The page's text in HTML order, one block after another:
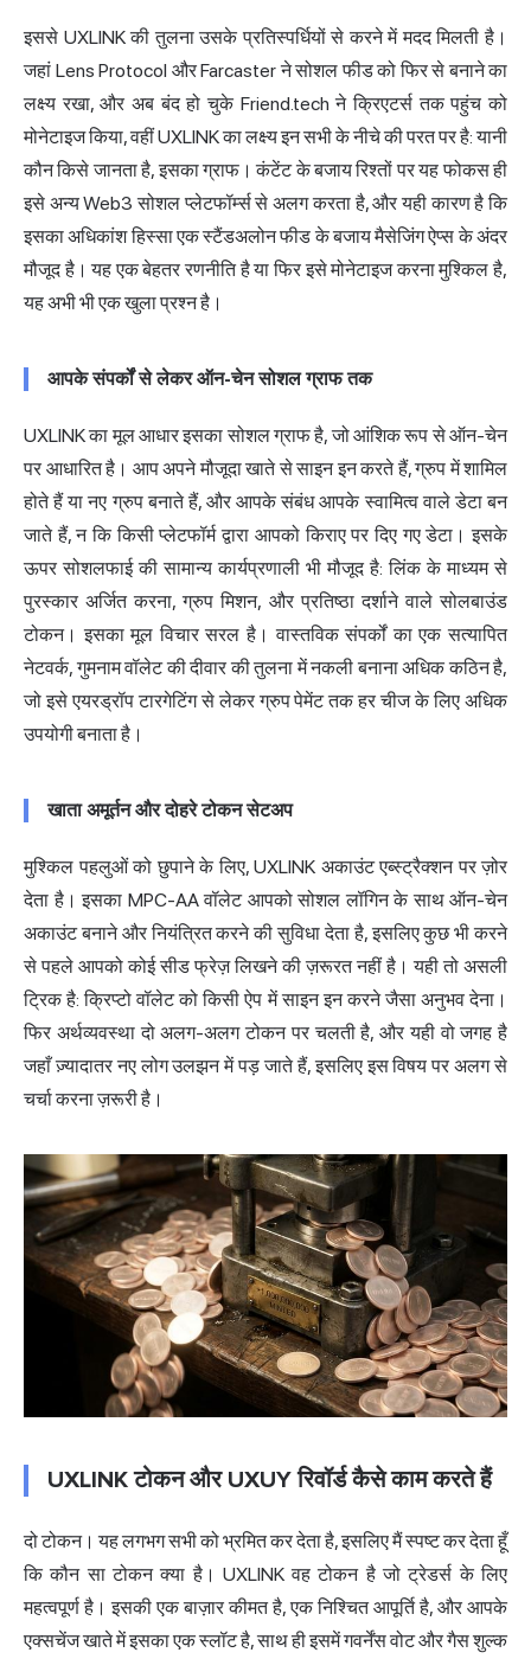
इससे UXLINK की तुलना उसके प्रतिस्पर्धियों से करने में मदद मिलती है।
जहां Lens Protocol और Farcaster ने सोशल फीड को फिर से बनाने का
लक्ष्य रखा, और अब बंद हो चुके Friend.tech ने क्रिएटर्स तक पहुंच को
मोनेटाइज किया, वहीं UXLINK का लक्ष्य इन सभी के नीचे की परत पर है: यानी
कौन किसे जानता है, इसका ग्राफ। कंटेंट के बजाय रिश्तों पर यह फोकस ही
इसे अन्य Web3 सोशल प्लेटफॉर्म्स से अलग करता है, और यही कारण है कि
इसका अधिकांश हिस्सा एक स्टैंडअलोन फीड के बजाय मैसेजिंग ऐप्स के अंदर
मौजूद है। यह एक बेहतर रणनीति है या फिर इसे मोनेटाइज करना मुश्किल है,
यह अभी भी एक खुला प्रश्न है।
आपके संपर्कों से लेकर ऑन-चेन सोशल ग्राफ तक
UXLINK का मूल आधार इसका सोशल ग्राफ है, जो आंशिक रूप से ऑन-चेन
पर आधारित है। आप अपने मौजूदा खाते से साइन इन करते हैं, ग्रुप में शामिल
होते हैं या नए ग्रुप बनाते हैं, और आपके संबंध आपके स्वामित्व वाले डेटा बन
जाते हैं, न कि किसी प्लेटफॉर्म द्वारा आपको किराए पर दिए गए डेटा। इसके
ऊपर सोशलफाई की सामान्य कार्यप्रणाली भी मौजूद है: लिंक के माध्यम से
पुरस्कार अर्जित करना, ग्रुप मिशन, और प्रतिष्ठा दर्शाने वाले सोलबाउंड
टोकन। इसका मूल विचार सरल है। वास्तविक संपर्कों का एक सत्यापित
नेटवर्क, गुमनाम वॉलेट की दीवार की तुलना में नकली बनाना अधिक कठिन है,
जो इसे एयरड्रॉप टारगेटिंग से लेकर ग्रुप पेमेंट तक हर चीज के लिए अधिक
उपयोगी बनाता है।
खाता अमूर्तन और दोहरे टोकन सेटअप
मुश्किल पहलुओं को छुपाने के लिए, UXLINK अकाउंट एब्स्ट्रैक्शन पर ज़ोर
देता है। इसका MPC-AA वॉलेट आपको सोशल लॉगिन के साथ ऑन-चेन
अकाउंट बनाने और नियंत्रित करने की सुविधा देता है, इसलिए कुछ भी करने
से पहले आपको कोई सीड फ्रेज़ लिखने की ज़रूरत नहीं है। यही तो असली
ट्रिक है: क्रिप्टो वॉलेट को किसी ऐप में साइन इन करने जैसा अनुभव देना।
फिर अर्थव्यवस्था दो अलग-अलग टोकन पर चलती है, और यही वो जगह है
जहाँ ज़्यादातर नए लोग उलझन में पड़ जाते हैं, इसलिए इस विषय पर अलग से
चर्चा करना ज़रूरी है।
UXLINK टोकन और UXUY रिवॉर्ड कैसे काम करते हैं
दो टोकन। यह लगभग सभी को भ्रमित कर देता है, इसलिए मैं स्पष्ट कर देता हूँ
कि कौन सा टोकन क्या है। UXLINK वह टोकन है जो ट्रेडर्स के लिए
महत्वपूर्ण है। इसकी एक बाज़ार कीमत है, एक निश्चित आपूर्ति है, और आपके
एक्सचेंज खाते में इसका एक स्लॉट है, साथ ही इसमें गवर्नेंस वोट और गैस शुल्क